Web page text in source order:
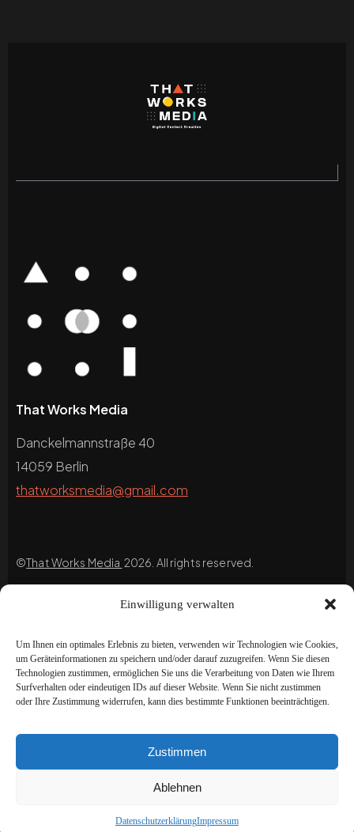
Einwilligung verwalten
Um Ihnen ein optimales Erlebnis zu bieten, verwenden wir Technologien wie Cookies,
um Geräteinformationen zu speichern und/oder darauf zuzugreifen. Wenn Sie diesen
Technologien zustimmen, ermöglichen Sie uns die Verarbeitung von Daten wie Ihrem
Surfverhalten oder eindeutigen IDs auf dieser Website. Wenn Sie nicht zustimmen
oder Ihre Zustimmung widerrufen, kann dies bestimmte Funktionen beeinträchtigen.
Zustimmen
Ablehnen
DatenschutzerklärungImpressum
That Works Media
Danckelmannstraße 40
14059 Berlin
thatworksmedia@gmail.com
©That Works Media 2026. All rights reserved.
Home
Impressum
Datenschutzerklärung